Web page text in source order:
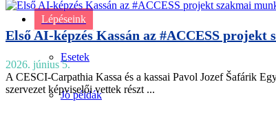
Lépéseink
Esetek
Jó példák
Első AI-képzés Kassán az #ACCESS
2026. június 5.
A CESCI-Carpathia Kassa és a kassai Pavol Jozef Šafárik
szervezet képviselői vettek részt ...